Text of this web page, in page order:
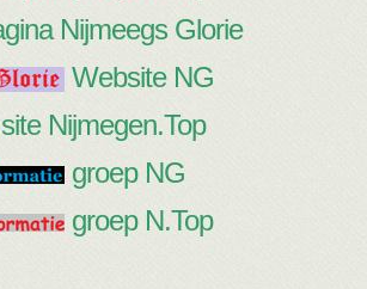
Nijmeegs Glorie
Website NG
site Nijmegen.Top
groep NG
groep N.Top